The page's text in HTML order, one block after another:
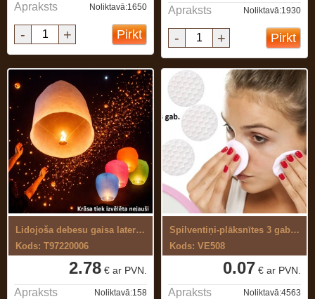
Apraksts Noliktavā:1650
- + Pirkt
Apraksts Noliktavā:1930
- + Pirkt
Lidojoša debesu gaisa laterna
Kods: T97220006
2.78 € ar PVN.
Apraksts Noliktavā:158
Spilventiņi-plāksnītes 3 gab.kosmētikas ...
Kods: VE508
0.07 € ar PVN.
Apraksts Noliktavā:4563